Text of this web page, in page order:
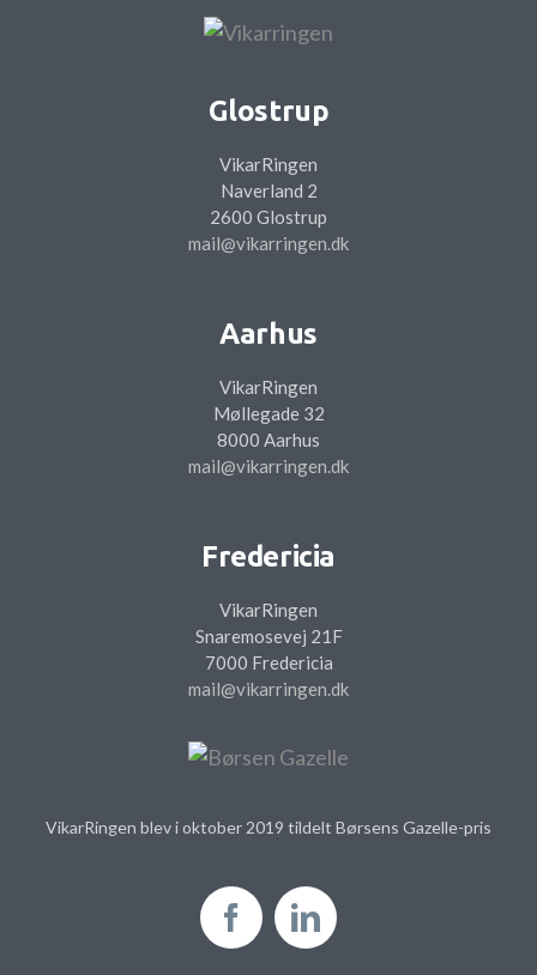
Glostrup
VikarRingen
Naverland 2
2600 Glostrup
mail@vikarringen.dk
Aarhus
VikarRingen
Møllegade 32
8000 Aarhus
mail@vikarringen.dk
Fredericia
VikarRingen
Snaremosevej 21F
7000 Fredericia
mail@vikarringen.dk
VikarRingen blev i oktober 2019 tildelt Børsens Gazelle-pris